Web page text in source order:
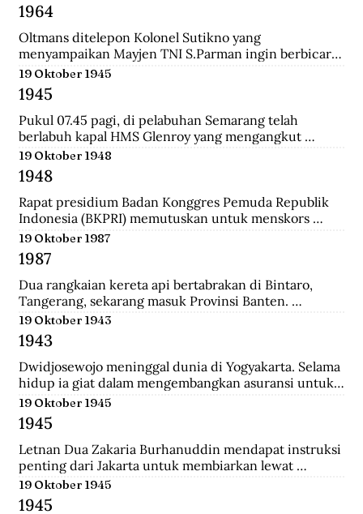
1964
Oltmans ditelepon Kolonel Sutikno yang
menyampaikan Mayjen TNI S.Parman ingin berbicara
dengannya. Oltmans bertemu dengan Parman
sehingga ini pertemuan yang mendekatkan mereka.
Bahkan Parman pernah meminta tolong untuk
bertemu dengan Verrips yang diduga merampok uang
Bank Indonesia.
19 Oktober 1945
1945
Pukul 07.45 pagi, di pelabuhan Semarang telah
berlabuh kapal HMS Glenroy yang mengangkut
tentara Sekutu, yaitu pasukan Inggris dari brigade
ke-37 yang diantaranya terdiri dari prajurit Gurkha.
Tak beberapa lama, sekitar pukul 08.00.
Wongsonegoro membacakan isi persetujuan
penghentian tembak menembak antara pasukan TKR
(Tentara Keamanan Rakyat) dengan tentara Jepang.
19 Oktober 1948
1948
Rapat presidium Badan Konggres Pemuda Republik
Indonesia (BKPRI) memutuskan untuk menskors
Pemuda Sosialis Indonesia (Pesindo).
19 Oktober 1987
1987
Dua rangkaian kereta api bertabrakan di Bintaro,
Tangerang, sekarang masuk Provinsi Banten.
Lokomotif dan gerbong pertama masing-masing
kereta hancur-lebur. Ratusan penumpang tewas
mengenaskan. Suara tabrakan terdengar hingga
beberapa belas meter. Kecelakaan kereta terburuk
sepanjang sejarah Indonesia. Kecelakaan ini terjadi
Senin pagi, sekira jam tujuh. Waktu padat penumpang
untuk Kereta api (KA) 225 trayek Rangkasbitung—
Jakarta Kota. Kereta ini mengangkut 1.887
penumpang.
19 Oktober 1943
1943
Dwidjosewojo meninggal dunia di Yogyakarta. Selama
hidup ia giat dalam mengembangkan asuransi untuk
anak negeri. Hingga OL Mij Boemipoetera dan
Merdika sebagai usaha asuransi mendapat pengakuan
badan hukum.
19 Oktober 1945
1945
Letnan Dua Zakaria Burhanuddin mendapat instruksi
penting dari Jakarta untuk membiarkan lewat
serangkaian kereta api memuat 90 Kaigun (Angkatan
Laut Jepang) yang akan melintasi Stasiun Bekasi.
19 Oktober 1945
1945